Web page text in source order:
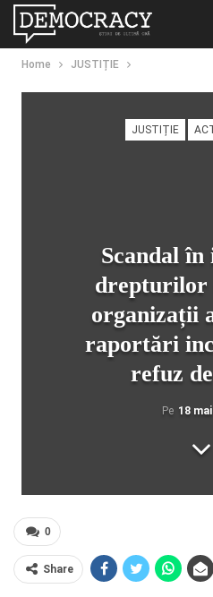
Home JUSTIȚIE
JUSTIȚIE
Scandal
drepturilor
organizații
raportări
refuz
Pe 18
0
Share